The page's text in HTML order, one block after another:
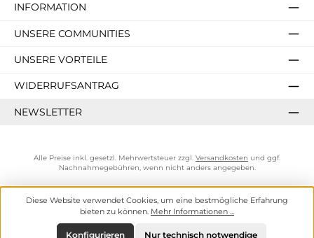
INFORMATION
UNSERE COMMUNITIES
UNSERE VORTEILE
WIDERRUFSANTRAG
NEWSLETTER
Alle Preise inkl. gesetzl. Mehrwertsteuer zzgl. Versandkosten und ggf.
Nachnahmegebühren, wenn nicht anders angegeben.
Diese Website verwendet Cookies, um eine bestmögliche Erfahrung
bieten zu können. Mehr Informationen ...
Nur technisch notwendige
Konfigurieren